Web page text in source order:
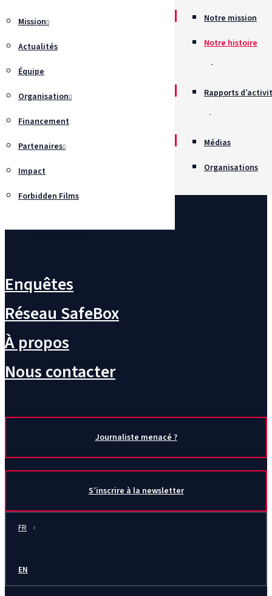
Mission Notre mission
Notre histoire
Récompenses
Actualités
Équipe
Organisation Rapports
Chartes
Recrutement
Financement
Partenaires Médias
Organisations
Impact
Forbidden Films
Enquêtes
Réseau SafeBox
À propos
Nous contacter
Journaliste menacé ?
S’inscrire à la newsletter
FR
EN